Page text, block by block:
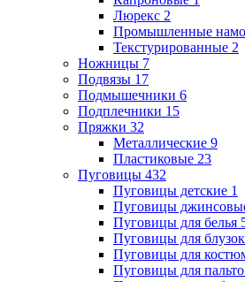
Люрекс 2
Промышленные
Текстурированные 2
Ножницы 7
Подвязы 17
Подмышечники 6
Подплечники 15
Пряжки 32
Металлические 9
Пластиковые 23
Пуговицы 432
Пуговицы детские 1
Пуговицы
Пуговицы для белья
Пуговицы для блузок
Пуговицы для
Пуговицы для пальто